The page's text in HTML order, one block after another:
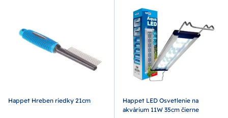
Happet Hreben riedky 21cm
Happet LED Osvetlenie na
akvárium 11W 35cm čierne